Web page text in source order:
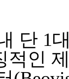
단 1
인